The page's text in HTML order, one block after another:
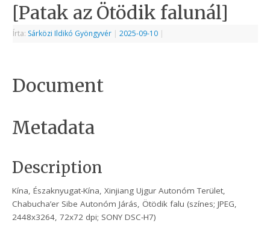
[Patak az Ötödik falunál]
Írta: Sárközi Ildikó Gyöngyvér | 2025-09-10 |
Document
Metadata
Description
Kína, Északnyugat-Kína, Xinjiang Ujgur Autonóm Terület,
Chabucha’er Sibe Autonóm Járás, Ötödik falu (színes; JPEG,
2448x3264, 72x72 dpi; SONY DSC-H7)